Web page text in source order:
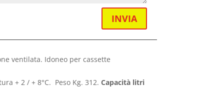
INVIA
ventilata. Idoneo per cassette
+ 2 / + 8°C. Peso Kg. 312.Capacità litri